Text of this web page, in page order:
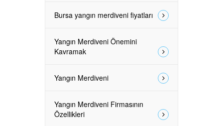
Bursa yangın merdiveni fiyatları
Yangın Merdiveni Önemini
Kavramak
Yangın Merdiveni
Yangın Merdiveni Firmasının
Özellikleri